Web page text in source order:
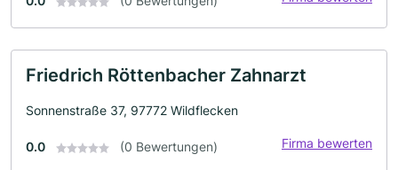
Friedrich Röttenbacher Zahnarzt
Sonnenstraße 37, 97772 Wildflecken
0.0 (0 Bewertungen) Firma bewerten